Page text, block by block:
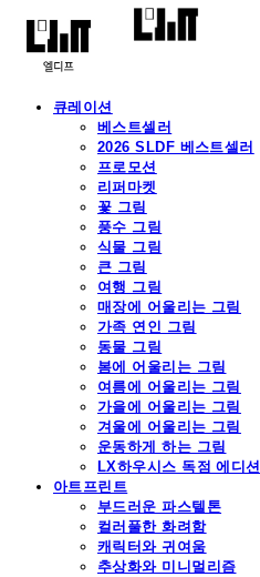
큐레이션
베스트셀러
2026 SLDF 베스트셀러
프로모션
리퍼마켓
꽃 그림
풍수 그림
식물 그림
큰 그림
여행 그림
매장에 어울리는 그림
가족 연인 그림
동물 그림
봄에 어울리는 그림
여름에 어울리는 그림
가을에 어울리는 그림
겨울에 어울리는 그림
운동하게 하는 그림
LX하우시스 독점 에디션
아트프린트
부드러운 파스텔톤
컬러풀한 화려함
캐릭터와 귀여움
추상화와 미니멀리즘